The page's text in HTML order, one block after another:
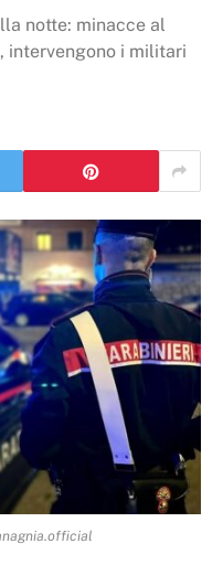
notte: minacce al
intervengono i militari